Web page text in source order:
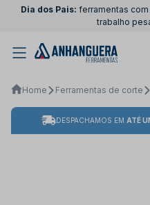
Dia dos Pais: ferramentas com
trabalho
Home Ferramentas de corte
DESPACHAMOS EM ATÉ